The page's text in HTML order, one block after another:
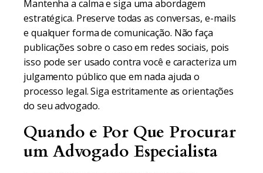
Mantenha a calma e siga uma abordagem
estratégica. Preserve todas as conversas, e-mails
e qualquer forma de comunicação. Não faça
publicações sobre o caso em redes sociais, pois
isso pode ser usado contra você e caracteriza um
julgamento público que em nada ajuda o
processo legal. Siga estritamente as orientações
do seu advogado.
Quando e Por Que Procurar
um Advogado Especialista